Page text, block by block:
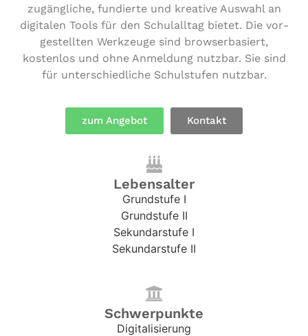
zugäng­li­che, fundierte und kreative Auswahl an
digitalen Tools für den Schul­all­tag bietet. Die vor­
ge­stell­ten Werkzeuge sind brow­ser­ba­siert,
kostenlos und ohne Anmeldung nutzbar. Sie sind
für unter­schied­li­che Schul­stu­fen nutzbar.
zum Angebot Kontakt
Lebensalter
Grundstufe I
Grundstufe II
Sekundarstufe I
Sekundarstufe II
Schwerpunkte
Digitalisierung